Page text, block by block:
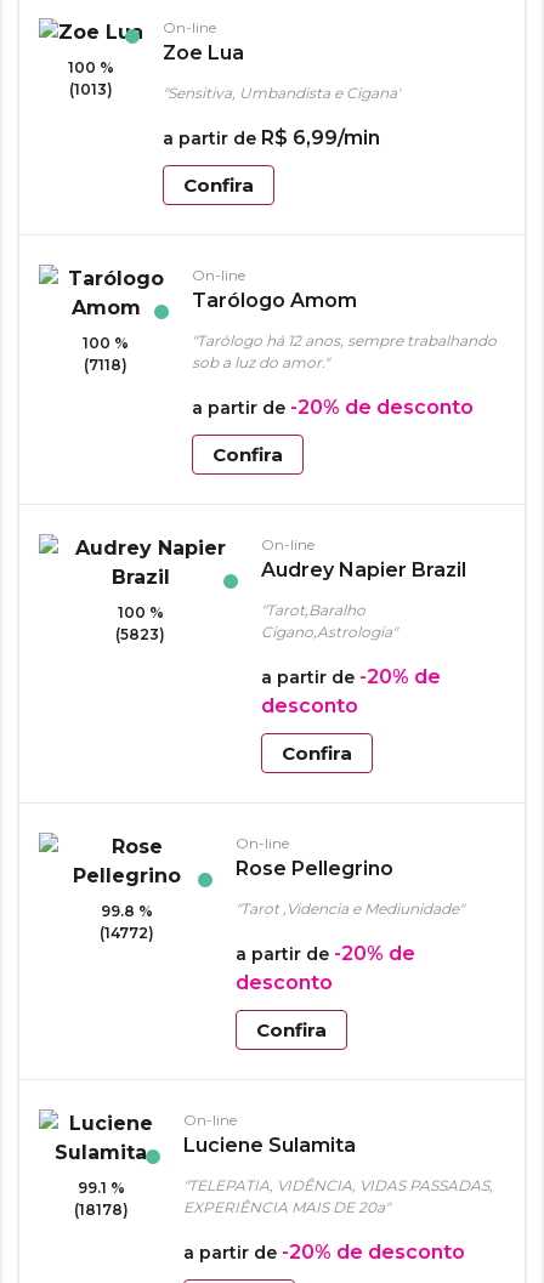
100 %
(1013)
On-line
Zoe Lua
"Sensitiva, Umbandista e Cigana"
a partir de R$ 6,99/min
Confira
100 %
(7118)
On-line
Tarólogo Amom
"Tarólogo há 12 anos, sempre trabalhando
sob a luz do amor."
a partir de -20% de desconto
Confira
100 %
(5823)
On-line
Audrey Napier Brazil
"Tarot,Baralho
Cigano,Astrologia"
a partir de -20% de
desconto
Confira
99.8 %
(14772)
On-line
Rose Pellegrino
"Tarot ,Videncia e Mediunidade"
a partir de -20% de
desconto
Confira
99.1 %
(18178)
On-line
Luciene Sulamita
"TELEPATIA, VIDÊNCIA, VIDAS PASSADAS,
EXPERIÊNCIA MAIS DE 20a"
a partir de -20% de desconto